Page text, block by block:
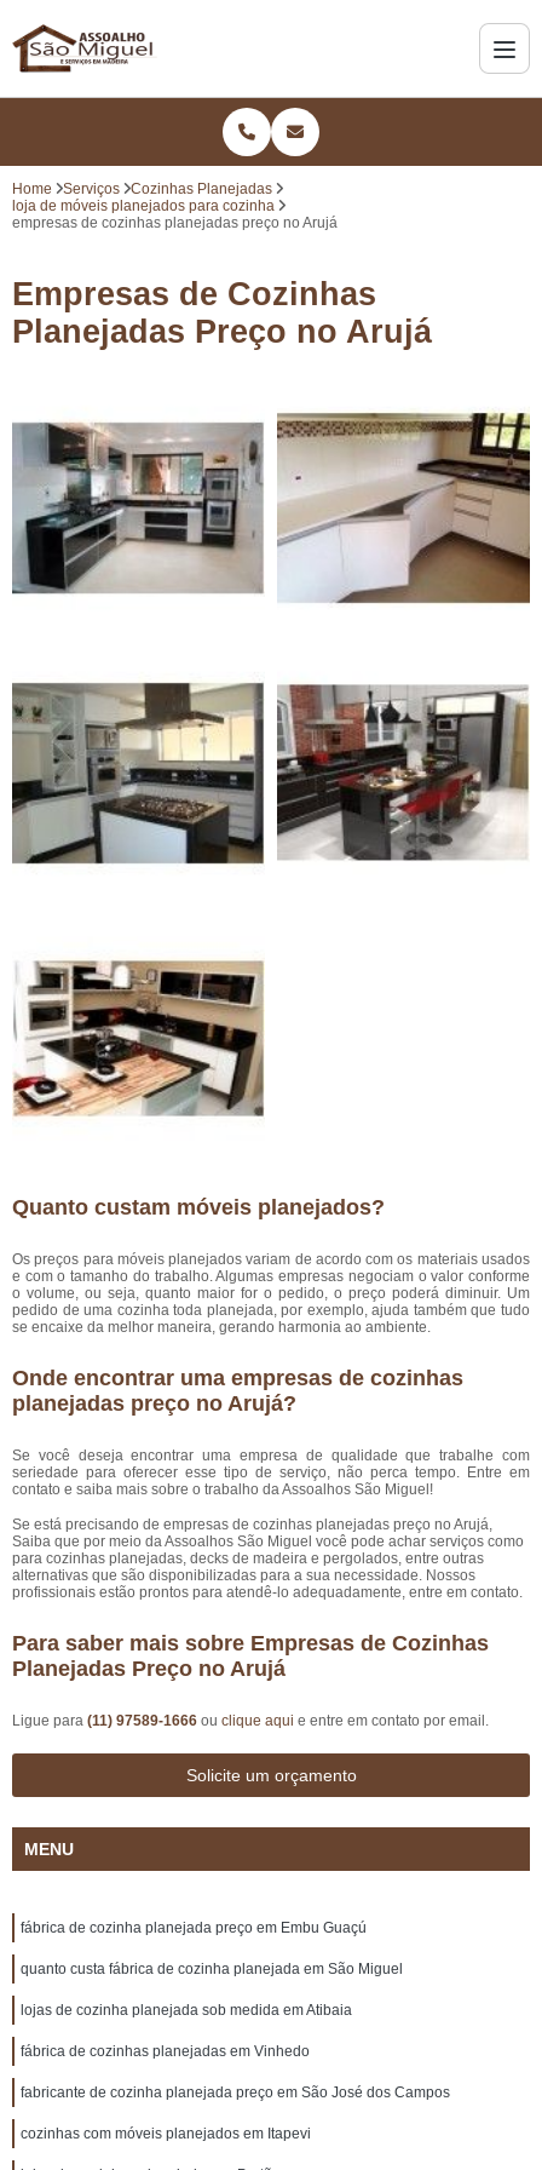
Home Serviços
Cozinhas Planejadas
loja de móveis planejados para cozinha
empresas de cozinhas planejadas preço no Arujá
Empresas de Cozinhas
Planejadas Preço no Arujá
Quanto custam móveis planejados?
Os preços para móveis planejados variam de acordo com os materiais usados
e com o tamanho do trabalho. Algumas empresas negociam o valor conforme
o volume, ou seja, quanto maior for o pedido, o preço poderá diminuir. Um
pedido de uma cozinha toda planejada, por exemplo, ajuda também que tudo
se encaixe da melhor maneira, gerando harmonia ao ambiente.
Onde encontrar uma empresas de cozinhas
planejadas preço no Arujá?
Se você deseja encontrar uma empresa de qualidade que trabalhe com
seriedade para oferecer esse tipo de serviço, não perca tempo. Entre em
contato e saiba mais sobre o trabalho da Assoalhos São Miguel!
Se está precisando de empresas de cozinhas planejadas preço no Arujá,
Saiba que por meio da Assoalhos São Miguel você pode achar serviços como
para cozinhas planejadas, decks de madeira e pergolados, entre outras
alternativas que são disponibilizadas para a sua necessidade. Nossos
profissionais estão prontos para atendê-lo adequadamente, entre em contato.
Para saber mais sobre Empresas de Cozinhas
Planejadas Preço no Arujá
Ligue para (11) 97589-1666 ou clique aqui e entre em contato por email.
Solicite um orçamento
MENU
fábrica de cozinha planejada preço em Embu Guaçú
quanto custa fábrica de cozinha planejada em São Miguel
lojas de cozinha planejada sob medida em Atibaia
fábrica de cozinhas planejadas em Vinhedo
fabricante de cozinha planejada preço em São José dos Campos
cozinhas com móveis planejados em Itapevi